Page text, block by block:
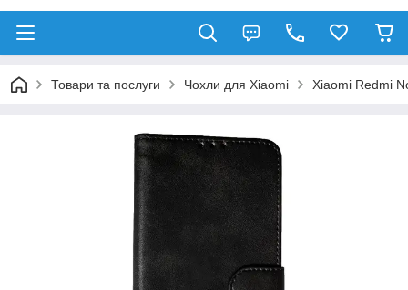
Товари та послуги Чохли для Xiaomi Xiaomi Redmi